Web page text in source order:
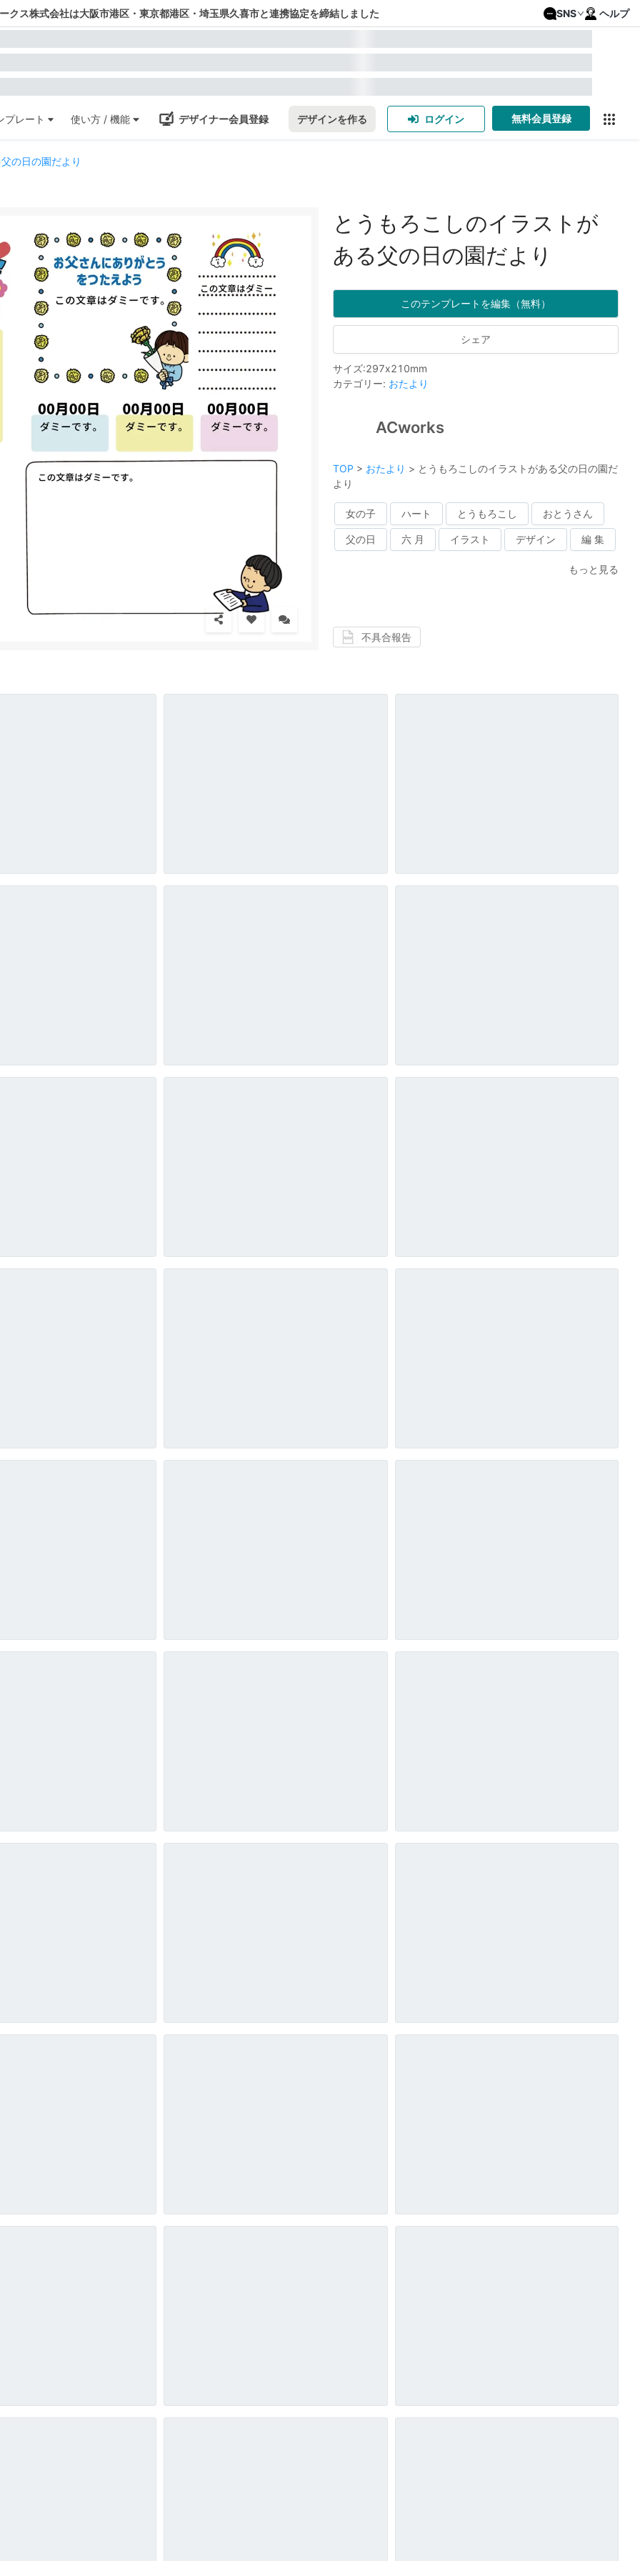
クス株式会社は大阪市港区・東京都港区・埼玉県久喜市と連携協定を締結しました SNS ヘルプ
プレート 使い方 / 機能 デザイナー会員登録 デザインを作る ログイン 無料会員登録
の日の園だより
とうもろこしのイラストが
ある父の日の園だより
このテンプレートを編集（無料）
シェア
サイズ:297x210mm
カテゴリー: おたより
ACworks
TOP > おたより > とうもろこしのイラストがある父の日の園だ
より
女の子 ハート とうもろこし おとうさん
父の日 六 月 イラスト デザイン 編 集
もっと見る
不具合報告